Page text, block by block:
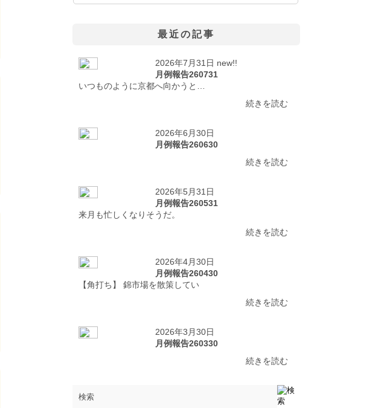
最近の記事
2026年7月31日 new!!
月例報告260731
いつものように京都へ向かうと…
続きを読む
2026年6月30日
月例報告260630
続きを読む
2026年5月31日
月例報告260531
来月も忙しくなりそうだ。
続きを読む
2026年4月30日
月例報告260430
【角打ち】 錦市場を散策してい
続きを読む
2026年3月30日
月例報告260330
続きを読む